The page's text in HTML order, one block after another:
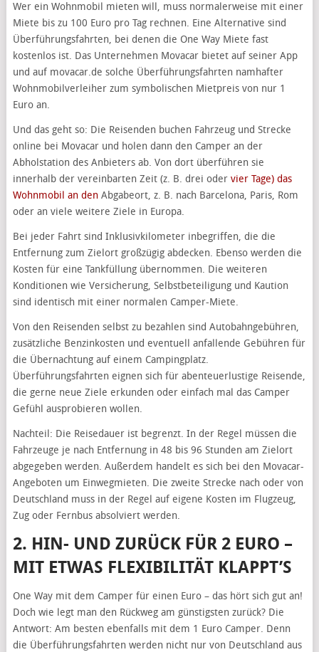
Wer ein Wohnmobil mieten will, muss normalerweise mit einer
Miete bis zu 100 Euro pro Tag rechnen. Eine Alternative sind
Überführungsfahrten, bei denen die One Way Miete fast
kostenlos ist. Das Unternehmen Movacar bietet auf seiner App
und auf movacar.de solche Überführungsfahrten namhafter
Wohnmobilverleiher zum symbolischen Mietpreis von nur 1
Euro an.
Und das geht so: Die Reisenden buchen Fahrzeug und Strecke
online bei Movacar und holen dann den Camper an der
Abholstation des Anbieters ab. Von dort überführen sie
innerhalb der vereinbarten Zeit (z. B. drei oder vier Tage) das
Wohnmobil an denAbgabeort, z. B. nach Barcelona, Paris, Rom
oder an viele weitere Ziele in Europa.
Bei jeder Fahrt sind Inklusivkilometer inbegriffen, die die
Entfernung zum Zielort großzügig abdecken. Ebenso werden die
Kosten für eine Tankfüllung übernommen. Die weiteren
Konditionen wie Versicherung, Selbstbeteiligung und Kaution
sind identisch mit einer normalen Camper-Miete.
Von den Reisenden selbst zu bezahlen sind Autobahngebühren,
zusätzliche Benzinkosten und eventuell anfallende Gebühren für
die Übernachtung auf einem Campingplatz.
Überführungsfahrten eignen sich für abenteuerlustige Reisende,
die gerne neue Ziele erkunden oder einfach mal das Camper
Gefühl ausprobieren wollen.
Nachteil: Die Reisedauer ist begrenzt. In der Regel müssen die
Fahrzeuge je nach Entfernung in 48 bis 96 Stunden am Zielort
abgegeben werden. Außerdem handelt es sich bei den Movacar-
Angeboten um Einwegmieten. Die zweite Strecke nach oder von
Deutschland muss in der Regel auf eigene Kosten im Flugzeug,
Zug oder Fernbus absolviert werden.
2. HIN- UND ZURÜCK FÜR 2 EURO –
MIT ETWAS FLEXIBILITÄT KLAPPT’S
One Way mit dem Camper für einen Euro – das hört sich gut an!
Doch wie legt man den Rückweg am günstigsten zurück? Die
Antwort: Am besten ebenfalls mit dem 1 Euro Camper. Denn
die Überführungsfahrten werden nicht nur von Deutschland aus